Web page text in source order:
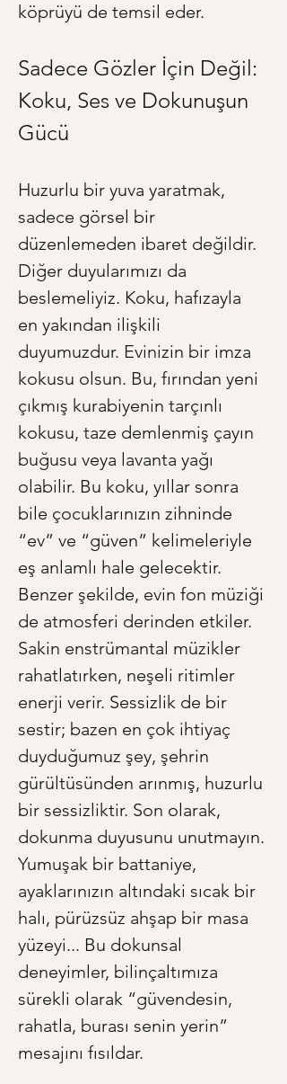
köprüyü de temsil eder.
Sadece Gözler İçin Değil:
Koku, Ses ve Dokunuşun
Gücü
Huzurlu bir yuva yaratmak,
sadece görsel bir
düzenlemeden ibaret değildir.
Diğer duyularımızı da
beslemeliyiz. Koku, hafızayla
en yakından ilişkili
duyumuzdur. Evinizin bir imza
kokusu olsun. Bu, fırından yeni
çıkmış kurabiyenin tarçınlı
kokusu, taze demlenmiş çayın
buğusu veya lavanta yağı
olabilir. Bu koku, yıllar sonra
bile çocuklarınızın zihninde
“ev” ve “güven” kelimeleriyle
eş anlamlı hale gelecektir.
Benzer şekilde, evin fon müziği
de atmosferi derinden etkiler.
Sakin enstrümantal müzikler
rahatlatırken, neşeli ritimler
enerji verir. Sessizlik de bir
sestir; bazen en çok ihtiyaç
duyduğumuz şey, şehrin
gürültüsünden arınmış, huzurlu
bir sessizliktir. Son olarak,
dokunma duyusunu unutmayın.
Yumuşak bir battaniye,
ayaklarınızın altındaki sıcak bir
halı, pürüzsüz ahşap bir masa
yüzeyi... Bu dokunsal
deneyimler, bilinçaltımıza
sürekli olarak “güvendesin,
rahatla, burası senin yerin”
mesajını fısıldar.